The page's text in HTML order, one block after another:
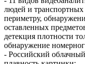
людей и
периметру,
оставленных
детекция плотности
обнаружение
- Российский